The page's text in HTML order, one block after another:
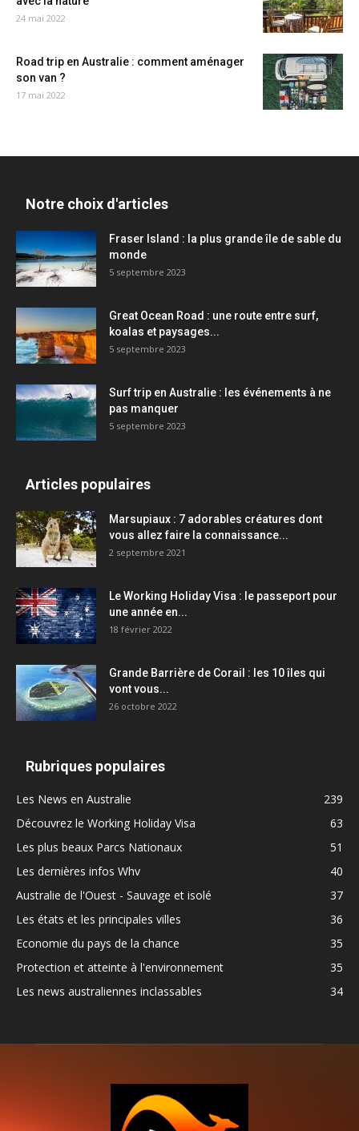
24 mai 2022
Road trip en Australie : comment aménager
son van ?
17 mai 2022
Notre choix d'articles
Fraser Island : la plus grande île de sable du
monde
5 septembre 2023
Great Ocean Road : une route entre surf,
koalas et paysages...
5 septembre 2023
Surf trip en Australie : les événements à ne
pas manquer
5 septembre 2023
Articles populaires
Marsupiaux : 7 adorables créatures dont
vous allez faire la connaissance...
2 septembre 2021
Le Working Holiday Visa : le passeport pour
une année en...
18 février 2022
Grande Barrière de Corail : les 10 îles qui
vont vous...
26 octobre 2022
Rubriques populaires
Les News en Australie
239
Découvrez le Working Holiday Visa
63
Les plus beaux Parcs Nationaux
51
Les dernières infos Whv
40
Australie de l'Ouest - Sauvage et isolé
37
Les états et les principales villes
36
Economie du pays de la chance
35
Protection et atteinte à l'environnement
35
Les news australiennes inclassables
34